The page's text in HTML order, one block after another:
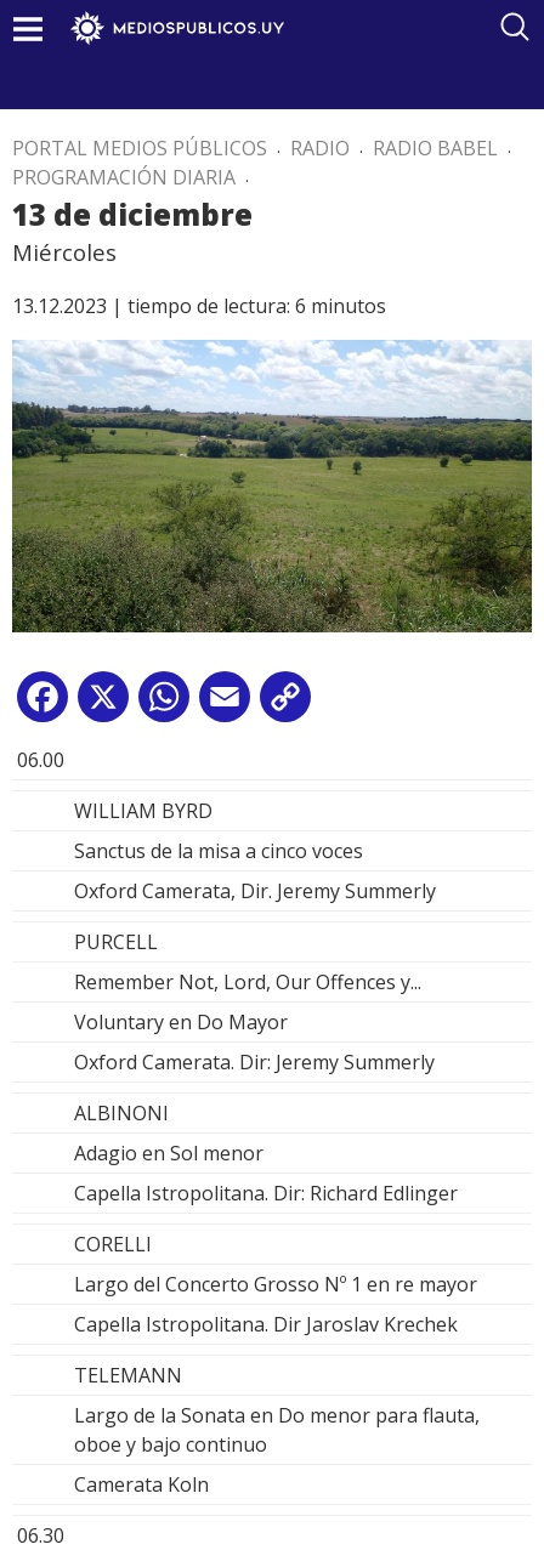
PORTAL MEDIOS PÚBLICOS . RADIO . RADIO BABEL .
PROGRAMACIÓN DIARIA .
13 de diciembre
Miércoles
13.12.2023 | tiempo de lectura: 6 minutos
Facebook
X WhatsApp
Email
06.00
WILLIAM BYRD
Sanctus de la misa a cinco voces
Oxford Camerata, Dir. Jeremy Summerly
PURCELL
Remember Not, Lord, Our Offences y...
Voluntary en Do Mayor
Oxford Camerata. Dir: Jeremy Summerly
ALBINONI
Adagio en Sol menor
Capella Istropolitana. Dir: Richard Edlinger
CORELLI
Largo del Concerto Grosso Nº 1 en re mayor
Capella Istropolitana. Dir Jaroslav Krechek
TELEMANN
Largo de la Sonata en Do menor para flauta,
oboe y bajo continuo
Camerata Koln
06.30